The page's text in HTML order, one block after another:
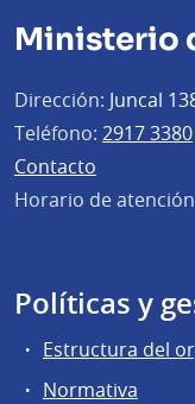
Ministerio
Dirección: Juncal
Teléfono: 2917 3380
Contacto
Horario de
Políticas y
Estructura del
Normativa